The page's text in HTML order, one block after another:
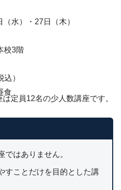
（水）・27日（木）
校3階
）
食
定員12名の少人数講座です。
ではありません。
すことだけを目的とした講